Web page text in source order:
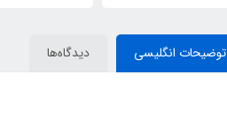
توضیحات انگلیسی دیدگاه‌ها